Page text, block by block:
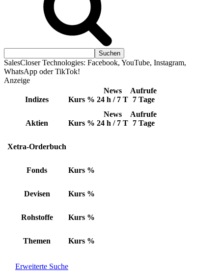
SalesCloser Technologies: Facebook, YouTube, Instagram,
WhatsApp oder TikTok!
Anzeige
Indizes Kurs %
News
24 h / 7 T
Aufrufe
7 Tage
Aktien Kurs %
News
24 h / 7 T
Aufrufe
7 Tage
Xetra-Orderbuch
Fonds Kurs %
Devisen Kurs %
Rohstoffe Kurs %
Themen Kurs %
Erweiterte Suche